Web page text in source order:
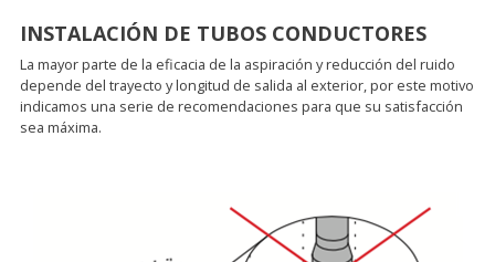
INSTALACIÓN DE TUBOS CONDUCTORES
La mayor parte de la eficacia de la aspiración y reducción del ruido
depende del trayecto y longitud de salida al exterior, por este motivo
indicamos una serie de recomendaciones para que su satisfacción
sea máxima.